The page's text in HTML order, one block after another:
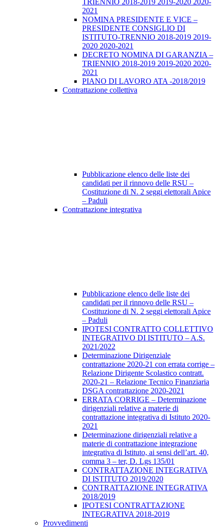
TRIENNIO 2018-2019 2019-2020 2020-
2021
NOMINA PRESIDENTE E VICE –
PRESIDENTE CONSIGLIO DI
ISTITUTO-TRENNIO 2018-2019 2019-
2020 2020-2021
DECRETO NOMINA DI GARANZIA –
TRIENNIO 2018-2019 2019-2020 2020-
2021
PIANO DI LAVORO ATA -2018/2019
Contrattazione collettiva
Pubblicazione elenco delle liste dei
candidati per il rinnovo delle RSU –
Costituzione di N. 2 seggi elettorali Apice
– Paduli
Contrattazione integrativa
Pubblicazione elenco delle liste dei
candidati per il rinnovo delle RSU –
Costituzione di N. 2 seggi elettorali Apice
– Paduli
IPOTESI CONTRATTO COLLETTIVO
INTEGRATIVO DI ISTITUTO – A.S.
2021/2022
Determinazione Dirigenziale
contrattazione 2020-21 con errata corrige –
Relazione Dirigente Scolastico contratt.
2020-21 – Relazione Tecnico Finanziaria
DSGA contrattazione 2020-2021
ERRATA CORRIGE – Determinazione
dirigenziali relative a materie di
contrattazione integrativa di Istituto 2020-
2021
Determinazione dirigenziali relative a
materie di contrattazione integrazione
integrativa di Istituto, ai sensi dell’art. 40,
comma 3 – ter, D. Lgs 135/01
CONTRATTAZIONE INTEGRATIVA
DI ISTITUTO 2019/2020
CONTRATTAZIONE INTEGRATIVA
2018/2019
IPOTESI CONTRATTAZIONE
INTEGRATIVA 2018-2019
Provvedimenti